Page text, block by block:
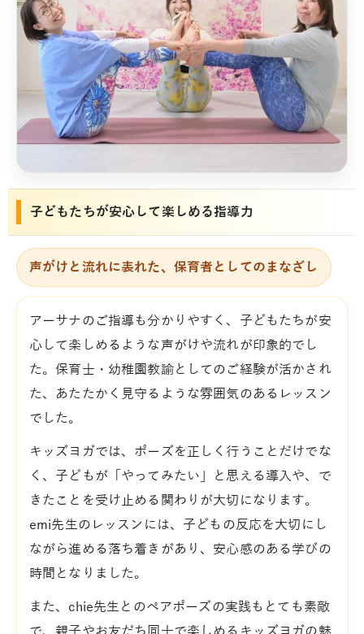
子どもたちが安心して楽しめる指導力
声がけと流れに表れた、保育者としてのまなざし
アーサナのご指導も分かりやすく、子どもたちが安
心して楽しめるような声がけや流れが印象的でし
た。保育士・幼稚園教諭としてのご経験が活かされ
た、あたたかく見守るような雰囲気のあるレッスン
でした。
キッズヨガでは、ポーズを正しく行うことだけでな
く、子どもが「やってみたい」と思える導入や、で
きたことを受け止める関わりが大切になります。
emi先生のレッスンには、子どもの反応を大切にし
ながら進める落ち着きがあり、安心感のある学びの
時間となりました。
また、chie先生とのペアポーズの実践もとても素敵